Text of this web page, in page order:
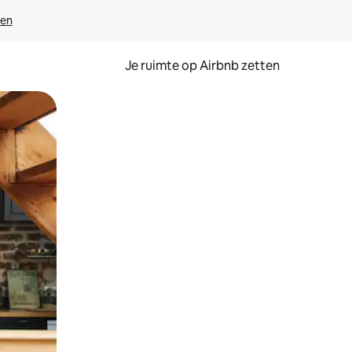
Je ruimte op Airbnb zetten
of swipen.